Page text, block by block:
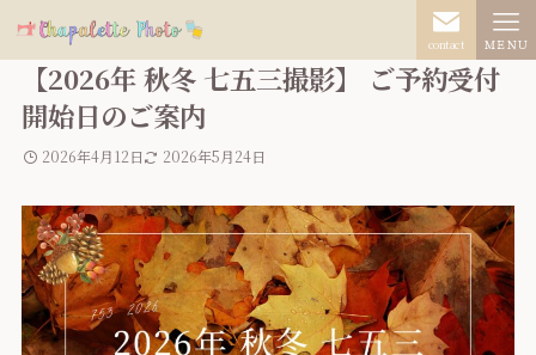
contact ＭＥＮＵ
【2026年 秋冬 七五三撮影】 ご予約受付
開始日のご案内
2026年4月12日 2026年5月24日